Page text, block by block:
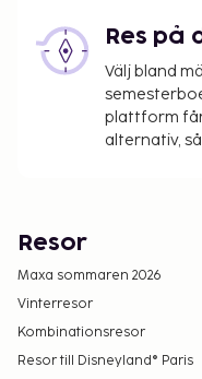
Res på
Välj bland
plattform
alternativ,
Resor
Maxa sommaren 2026
Vinterresor
Kombinationsresor
Resor till Disneyland® Paris